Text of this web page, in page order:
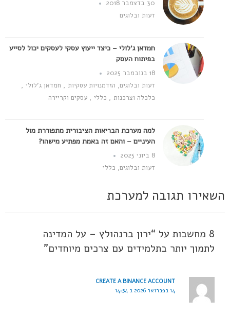
30 בדצמבר 2018
דעות ובלוגים
חמדאן ג'לולי – כיצד ייעוץ עסקי לעסקים יכול לסייע
בפיתוח העסק
18 בנובמבר 2025
דעות ובלוגים, הזדמנויות עסקיות , חמדאן ג'לולי ,
כלכלה וצרכנות , כללי ,עסקים וקריירה
למה מערכת הבריאות הציבורית מתפוררת מול
העיניים – והאם זה באמת מפתיע מישהו?
8 ביוני 2025
דעות ובלוגים, כללי
השאירו תגובה למערכת
8 מחשבות על “ירון ברנהולץ – על המדינה
לתמוך יותר בתלמידים עם צרכים מיוחדים”
CREATE A BINANCE ACCOUNT
14 בפברואר 2026 ב 14:54